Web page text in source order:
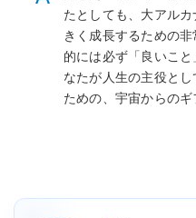
たとしても、大アル
きく成長するための
的には必ず「良いこ
なたが人生の主役と
ための、宇宙からのギ